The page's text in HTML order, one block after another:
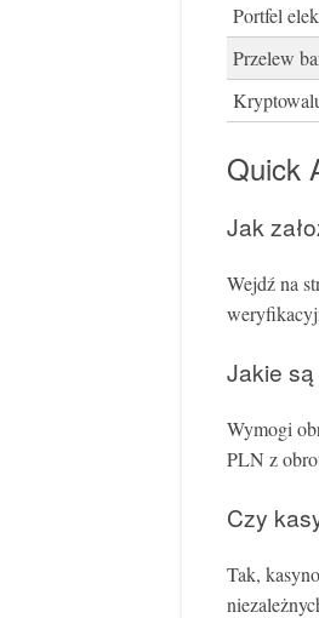
Portfel
Przelew
Quick
Jak
Wejdź na
Jakie
Wymogi
PLN z
Czy
Tak,